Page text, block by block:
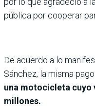
pública por cooperar
De acuerdo a lo
Sánchez, la misma
una motocicleta cuyo
millones.